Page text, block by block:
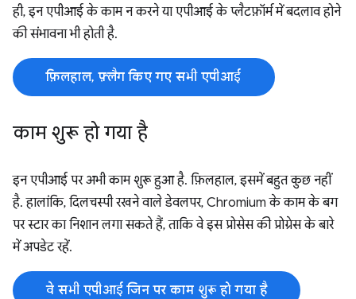
ही, इन एपीआई के काम न करने या एपीआई के प्लैटफ़ॉर्म में बदलाव होने
की संभावना भी होती है.
फ़िलहाल, फ़्लैग किए गए सभी एपीआई
काम शुरू हो गया है
इन एपीआई पर अभी काम शुरू हुआ है. फ़िलहाल, इसमें बहुत कुछ नहीं
है. हालांकि, दिलचस्पी रखने वाले डेवलपर, Chromium के काम के बग
पर स्टार का निशान लगा सकते हैं, ताकि वे इस प्रोसेस की प्रोग्रेस के बारे
में अपडेट रहें.
वे सभी एपीआई जिन पर काम शुरू हो गया है